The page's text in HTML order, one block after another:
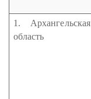
1. Архангельская
область